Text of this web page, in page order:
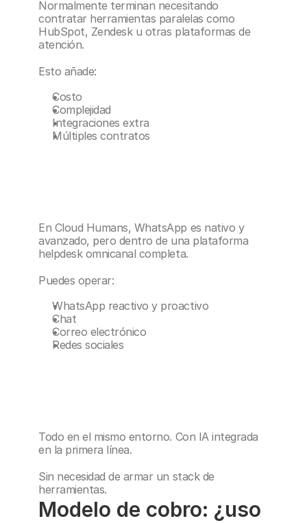
Normalmente terminan necesitando
contratar herramientas paralelas como
HubSpot, Zendesk u otras plataformas de
atención.
Esto añade:
Costo
Complejidad
Integraciones extra
Múltiples contratos
En Cloud Humans, WhatsApp es nativo y
avanzado, pero dentro de una plataforma
helpdesk omnicanal completa.
Puedes operar:
WhatsApp reactivo y proactivo
Chat
Correo electrónico
Redes sociales
Todo en el mismo entorno. Con IA integrada
en la primera línea.
Sin necesidad de armar un stack de
herramientas.
Modelo de cobro: ¿uso